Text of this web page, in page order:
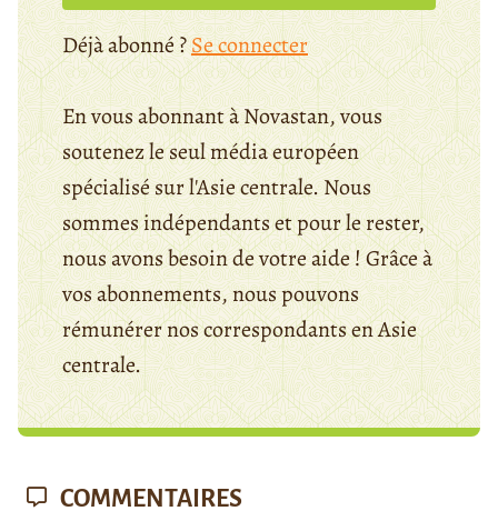
Déjà abonné ?Se connecter
En vous abonnant à Novastan, vous
soutenez le seul média européen
spécialisé sur l'Asie centrale. Nous
sommes indépendants et pour le rester,
nous avons besoin de votre aide ! Grâce à
vos abonnements, nous pouvons
rémunérer nos correspondants en Asie
centrale.
COMMENTAIRES